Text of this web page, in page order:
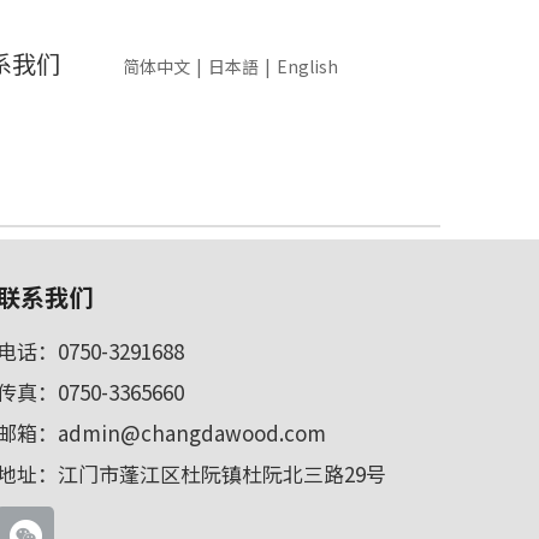
我们 简体中文 | 日本語 | English
系我们
话：0750-3291688
真：0750-3365660
箱： admin@changdawood.com
址：江门市蓬江区杜阮镇杜阮北三路29号